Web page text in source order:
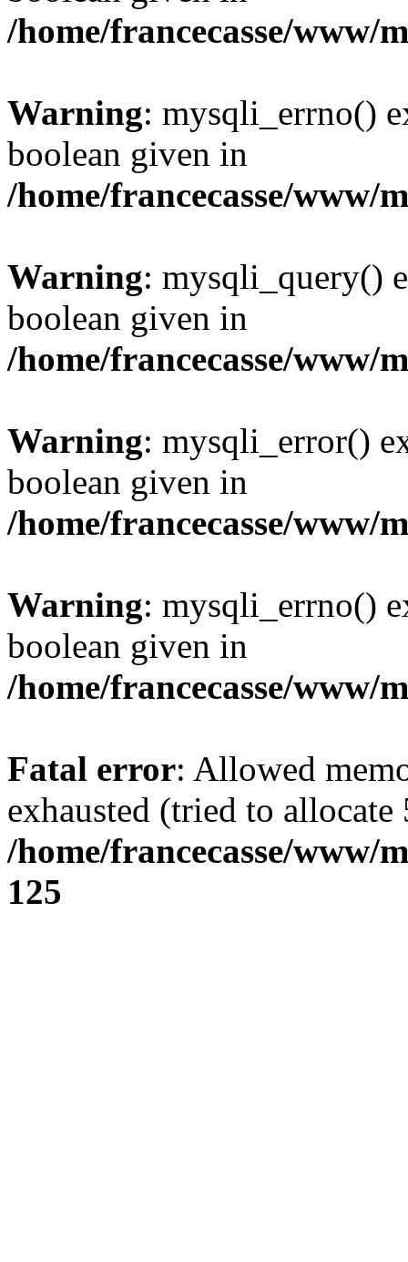
/home/francecasse/www/
Warning: mysqli_errno()
boolean given in
/home/francecasse/www/
Warning: mysqli_query()
boolean given in
/home/francecasse/www/
Warning: mysqli_error()
boolean given in
/home/francecasse/www/
Warning: mysqli_errno()
boolean given in
/home/francecasse/www/
Fatal error: Allowed
exhausted (tried to
/home/francecasse/www/
125